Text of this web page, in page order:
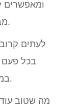
ומאפשרים
מבלי להכניס חפצים או רעש לא רצוי.
לעתים
במהירות את גובה השירה או הדגימות.
מה שטוב